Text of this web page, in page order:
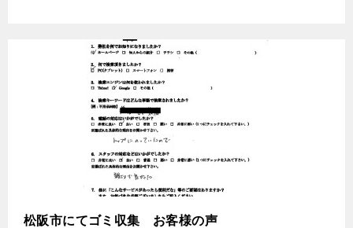
松阪市にてゴミ収集 お客様の声